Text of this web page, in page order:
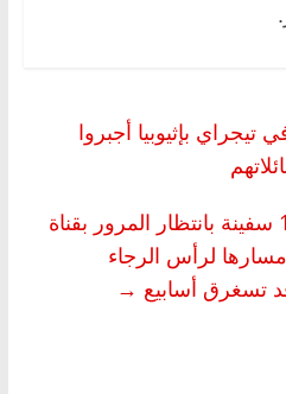
تيجراي بإثيوبيا أجبروا
تداعيات “إيفر جين”| 160 سفينة بانتظار المرور بقناة
لرأس الرجاء
تسغرق أسابيع →